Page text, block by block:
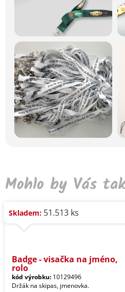
Mohlo by Vás
Skladem: 51.513 ks
Badge - visačka na jméno,
rolo
kód výrobku: 10129496
Držák na skipas, jmenovka.